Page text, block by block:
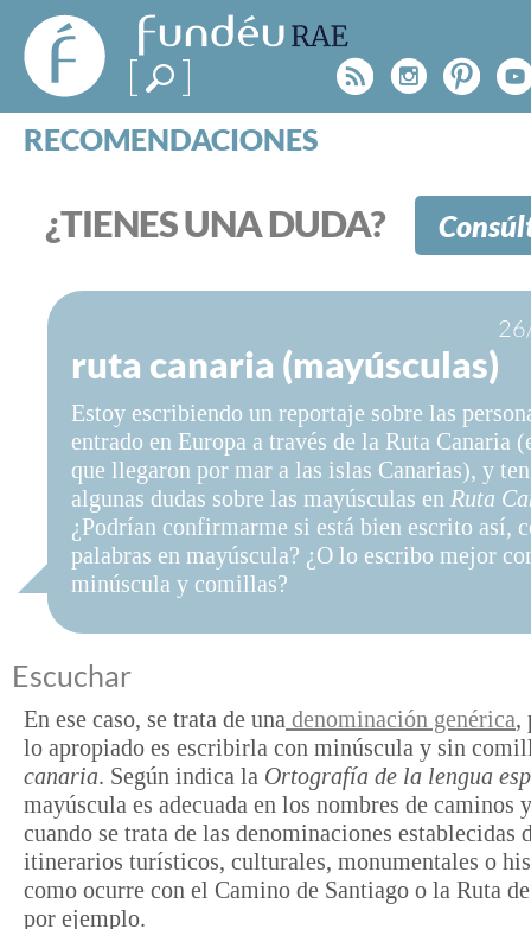
FundéuRAE
- Fundación
del Español
Urgente
Rss
RECOMENDACIONES
CATEGORÍAS
ESPECIALES
BLOG
NOTICIAS
SOBRE LA FUNDÉURAE
FundéuRAE es una fundación patrocinada por la
y la Real Academia Española, cuyo objetivo es
el buen uso del español en los medios de
Internet.
¿TIENES UNA DUDA?
ruta canaria (mayúsculas)
Estoy escribiendo un reportaje sobre las
entrado en Europa a través de la Ruta Canaria
que llegaron por mar a las islas Canarias), y
algunas dudas sobre las mayúsculas en Ruta
¿Podrían confirmarme si está bien escrito así,
palabras en mayúscula? ¿O lo escribo mejor
minúscula y comillas?
Escuchar
En ese caso, se trata de una denominación genérica,
lo apropiado es escribirla con minúscula y sin
canaria. Según indica la Ortografía de la lengua
mayúscula es adecuada en los nombres de caminos
cuando se trata de las denominaciones establecidas
itinerarios turísticos, culturales, monumentales o
como ocurre con el Camino de Santiago o la Ruta
por ejemplo.